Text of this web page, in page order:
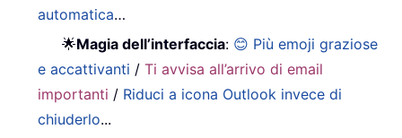
automatica…
🌟Magia dell’interfaccia: 😊 Più emoji graziose
e accattivanti /Ti avvisa all’arrivo di email
importanti / Riduci a icona Outlook invece di
chiuderlo...